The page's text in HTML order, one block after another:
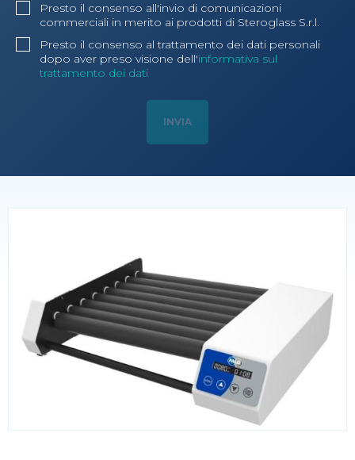
Presto il consenso all'invio di comunicazioni
commerciali in merito ai prodotti di Steroglass S.r.l.
Presto il consenso al trattamento dei dati personali
dopo aver preso visione dell'informativa sul
trattamento dei dati